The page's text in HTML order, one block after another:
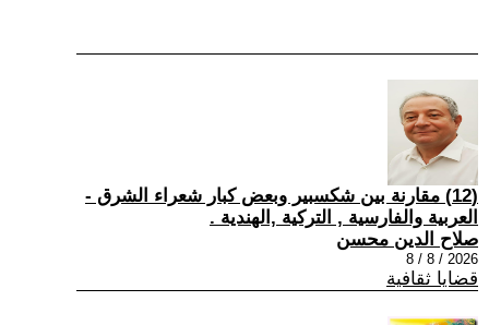
(12) مقارنة بين شكسبير وبعض كبار شعراء الشرق -
العربية والفارسية , التركية ,الهندية .
صلاح الدين محسن
2026 / 8 / 8
قضايا ثقافية